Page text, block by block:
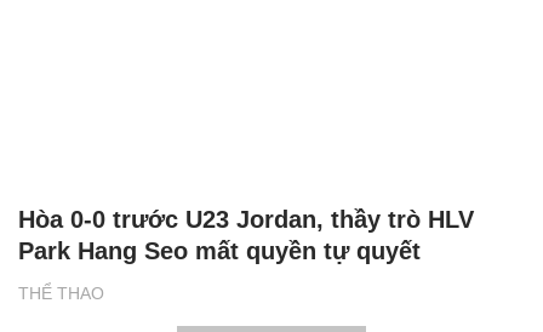
THỂ THAO
Hòa 0-0 trước U23 Jordan, thầy trò HLV
Park Hang Seo mất quyền tự quyết